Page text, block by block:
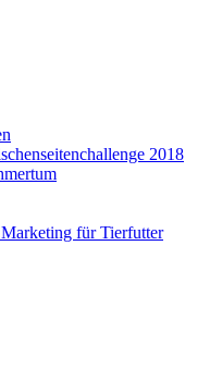
2018
für Tierfutter